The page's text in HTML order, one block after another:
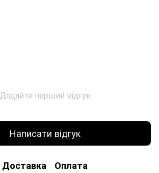
Додайте перший відгук
Написати відгук
Доставка Оплата